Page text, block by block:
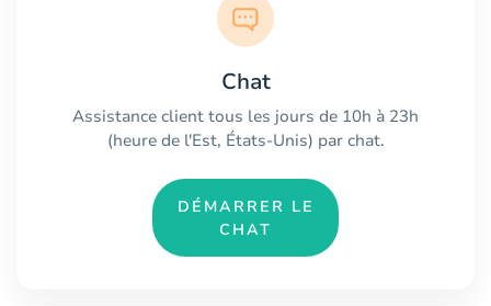
Chat
Assistance client tous les jours de 10h à 23h
(heure de l'Est, États-Unis) par chat.
DÉMARRER LE
CHAT